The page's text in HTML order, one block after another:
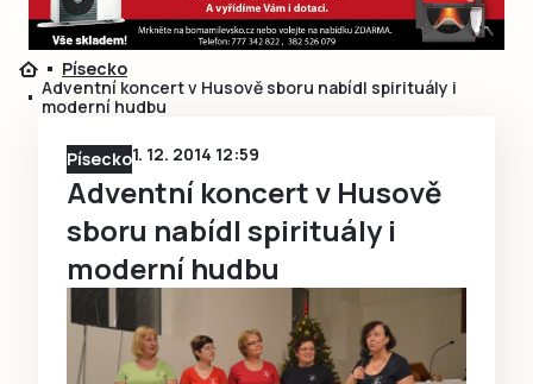
Písecko
Adventní koncert v Husově sboru nabídl spirituály i
moderní hudbu
Písecko1. 12. 2014 12:59
Adventní koncert v Husově
sboru nabídl spirituály i
moderní hudbu